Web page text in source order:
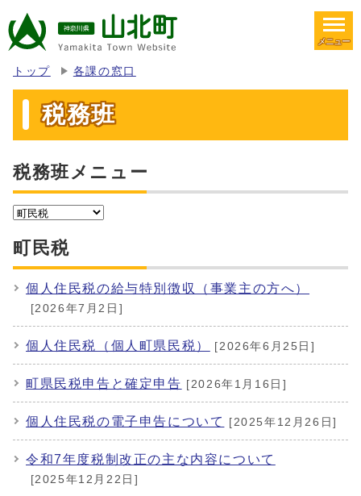
メニュー
トップ 各課の窓口
税務班
税務班メニュー
町民税
個人住民税の給与特別徴収（事業主の方へ）
[2026年7月2日]
個人住民税（個人町県民税） [2026年6月25日]
町県民税申告と確定申告 [2026年1月16日]
個人住民税の電子申告について [2025年12月26日]
令和7年度税制改正の主な内容について
[2025年12月22日]